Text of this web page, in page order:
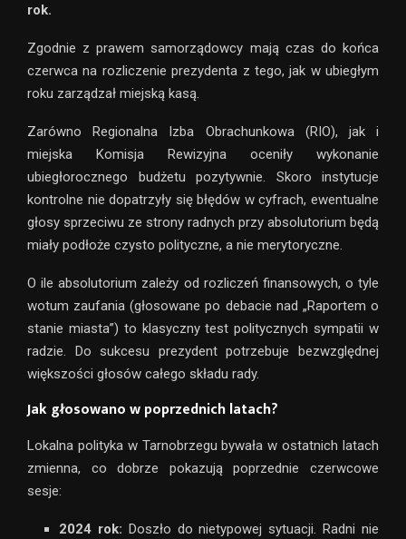
rok.
Zgodnie z prawem samorządowcy mają czas do końca
czerwca na rozliczenie prezydenta z tego, jak w ubiegłym
roku zarządzał miejską kasą.
Zarówno Regionalna Izba Obrachunkowa (RIO), jak i
miejska Komisja Rewizyjna oceniły wykonanie
ubiegłorocznego budżetu pozytywnie. Skoro instytucje
kontrolne nie dopatrzyły się błędów w cyfrach, ewentualne
głosy sprzeciwu ze strony radnych przy absolutorium będą
miały podłoże czysto polityczne, a nie merytoryczne.
O ile absolutorium zależy od rozliczeń finansowych, o tyle
wotum zaufania (głosowane po debacie nad „Raportem o
stanie miasta”) to klasyczny test politycznych sympatii w
radzie. Do sukcesu prezydent potrzebuje bezwzględnej
większości głosów całego składu rady.
Jak głosowano w poprzednich latach?
Lokalna polityka w Tarnobrzegu bywała w ostatnich latach
zmienna, co dobrze pokazują poprzednie czerwcowe
sesje:
2024 rok: Doszło do nietypowej sytuacji. Radni nie